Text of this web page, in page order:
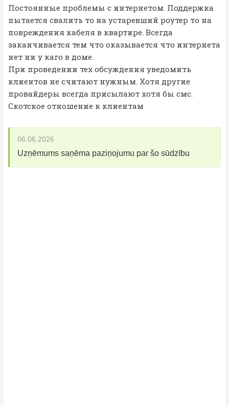
Постоянные проблемы с интернетом. Поддержка
пытается свалить то на устаревший роутер то на
повреждения кабеля в квартире. Всегда
заканчивается тем что оказывается что интернета
нет ни у каго в доме.
При проведении тех обсуждения уведомить
клиентов не считают нужным. Хотя другие
провайдеры всегда присылают хотя бы смс.
Скотское отношение к клиентам
06.06.2026
Uzņēmums saņēma paziņojumu par šo sūdzību